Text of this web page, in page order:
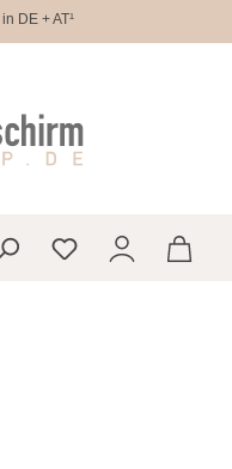
DE + AT¹
Du hast 0 Produkte